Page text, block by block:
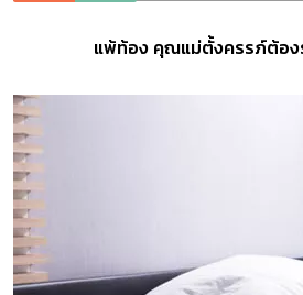
แพ้ท้อง คุณแม่ตั้งครรภ์ต้อง